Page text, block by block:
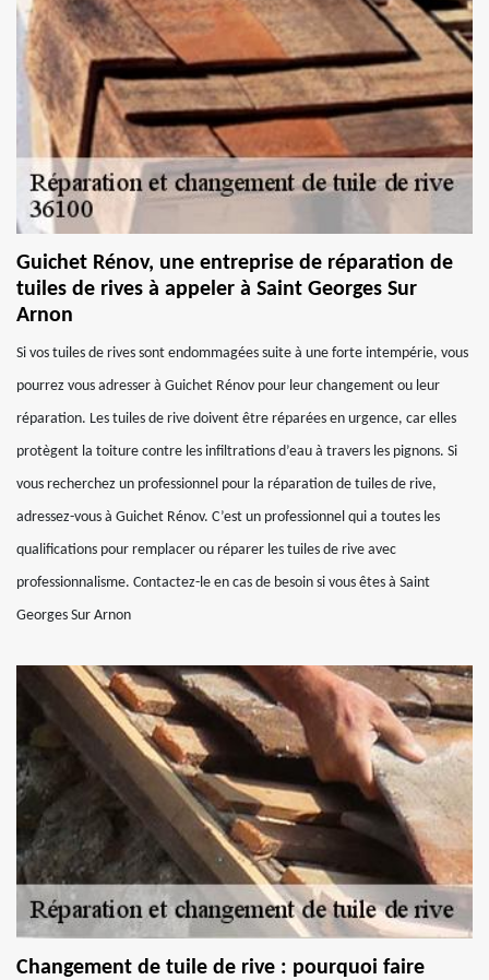
Guichet Rénov, une entreprise de réparation de
tuiles de rives à appeler à Saint Georges Sur
Arnon
Si vos tuiles de rives sont endommagées suite à une forte intempérie, vous
pourrez vous adresser à Guichet Rénov pour leur changement ou leur
réparation. Les tuiles de rive doivent être réparées en urgence, car elles
protègent la toiture contre les infiltrations d’eau à travers les pignons. Si
vous recherchez un professionnel pour la réparation de tuiles de rive,
adressez-vous à Guichet Rénov. C’est un professionnel qui a toutes les
qualifications pour remplacer ou réparer les tuiles de rive avec
professionnalisme. Contactez-le en cas de besoin si vous êtes à Saint
Georges Sur Arnon
Changement de tuile de rive : pourquoi faire